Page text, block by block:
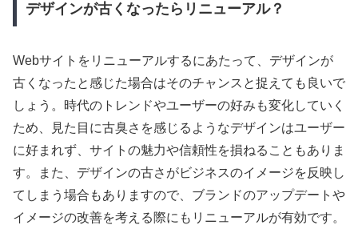
デザインが古くなったらリニューアル？
Webサイトをリニューアルするにあたって、デザインが
古くなったと感じた場合はそのチャンスと捉えても良いで
しょう。時代のトレンドやユーザーの好みも変化していく
ため、見た目に古臭さを感じるようなデザインはユーザー
に好まれず、サイトの魅力や信頼性を損ねることもありま
す。また、デザインの古さがビジネスのイメージを反映し
てしまう場合もありますので、ブランドのアップデートや
イメージの改善を考える際にもリニューアルが有効です。